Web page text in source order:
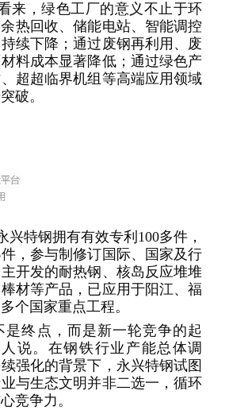
来，绿色工厂的意义不止于环
热回收、储能电站、智能调控
续下降；通过废钢再利用、废
料成本显著降低；通过绿色产
超超临界机组等高端应用领域
破。
兴特钢拥有有效专利100多件，
，参与制修订国际、国家及行
开发的耐热钢、核岛反应堆堆
材等产品，已应用于阳江、福
个国家重点工程。
是终点，而是新一轮竞争的起
说。在钢铁行业产能总体调
强化的背景下，永兴特钢试图
与生态文明并非二选一，循环
竞争力。